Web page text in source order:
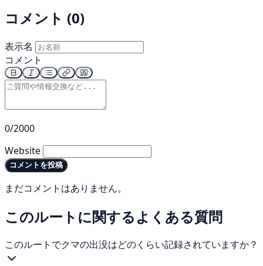
コメント (0)
表示名
コメント
0/2000
Website
コメントを投稿
まだコメントはありません。
このルートに関するよくある質問
このルートでクマの出没はどのくらい記録されていますか？